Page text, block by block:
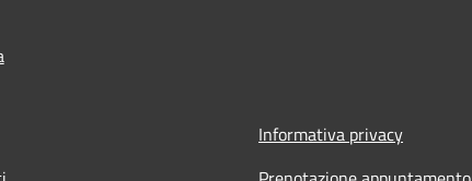
Informativa privacy